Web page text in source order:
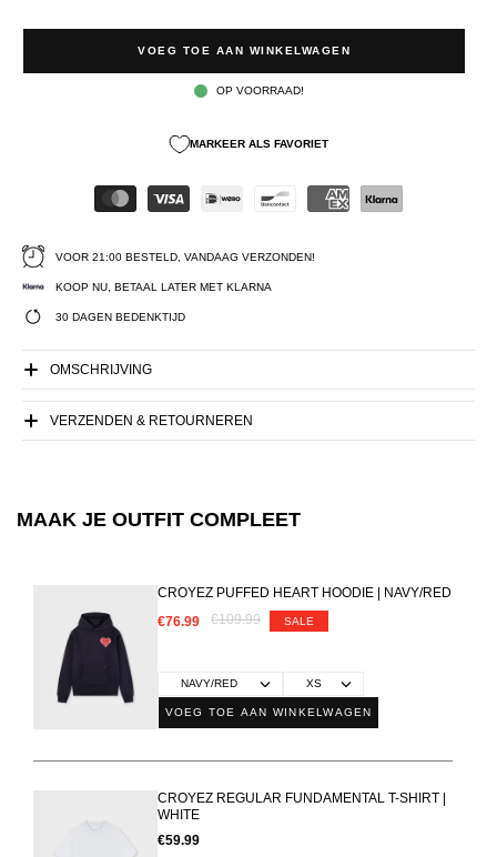
VOEG TOE AAN WINKELWAGEN
OP VOORRAAD!
MARKEER ALS FAVORIET
VOOR 21:00 BESTELD, VANDAAG VERZONDEN!
KOOP NU, BETAAL LATER MET KLARNA
30 DAGEN BEDENKTIJD
OMSCHRIJVING
VERZENDEN & RETOURNEREN
MAAK JE OUTFIT COMPLEET
CROYEZ PUFFED HEART HOODIE | NAVY/RED
€76.99
€109.99 SALE
VOEG TOE AAN WINKELWAGEN
CROYEZ REGULAR FUNDAMENTAL T-SHIRT |
WHITE
€59.99